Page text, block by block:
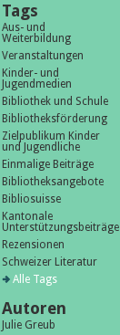
Tags
Aus- und
Weiterbildung
Veranstaltungen
Kinder- und
Jugendmedien
Bibliothek und Schule
Bibliotheksförderung
Zielpublikum Kinder
und Jugendliche
Einmalige Beiträge
Bibliotheksangebote
Bibliosuisse
Kantonale
Unterstützungsbeiträge
Rezensionen
Schweizer Literatur
Alle Tags
Autoren
Julie Greub